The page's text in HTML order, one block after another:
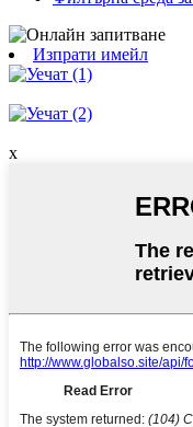
Изпрати имейл
x